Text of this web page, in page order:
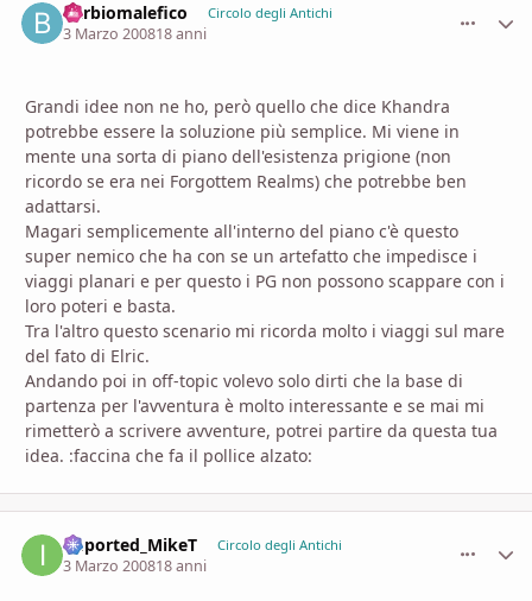
barbiomalefico Circolo degli Antichi
3 Marzo 200818 anni
Grandi idee non ne ho, però quello che dice Khandra
potrebbe essere la soluzione più semplice. Mi viene in
mente una sorta di piano dell'esistenza prigione (non
ricordo se era nei Forgottem Realms) che potrebbe ben
adattarsi.
Magari semplicemente all'interno del piano c'è questo
super nemico che ha con se un artefatto che impedisce i
viaggi planari e per questo i PG non possono scappare con i
loro poteri e basta.
Tra l'altro questo scenario mi ricorda molto i viaggi sul mare
del fato di Elric.
Andando poi in off-topic volevo solo dirti che la base di
partenza per l'avventura è molto interessante e se mai mi
rimetterò a scrivere avventure, potrei partire da questa tua
idea. :faccina che fa il pollice alzato:
imported_MikeT Circolo degli Antichi
3 Marzo 200818 anni